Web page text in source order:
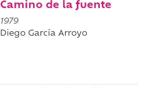
Camino de la fuente
1979
Diego García Arroyo